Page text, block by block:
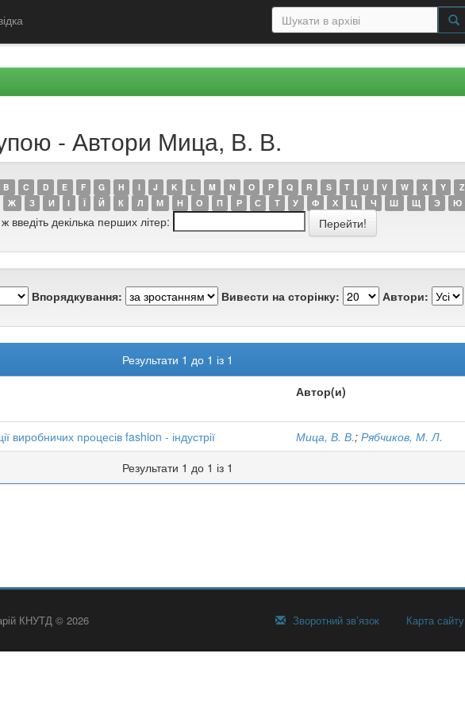
- Автори Мица, В. В.
B C D E F G H I J K L M N O P Q R S T U V W X Y
Z
Ж З И І Ї Й К Л М Н О П Р С Т У Ф Х Ц Ч Ш Щ Э Ю
введіть декілька перших літер:
Впорядкування: Вивести на сторінку: Автори:
Результати 1 до 1 із 1
Автор(и)
виробничих процесів fashion - індустрії Мица, В. В.; Рябчиков, М. Л.
Результати 1 до 1 із 1
КНУТД © 2026 Зворотний зв’язок Карта сайту